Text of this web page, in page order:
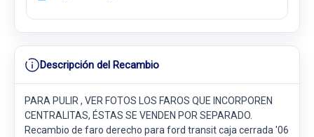
Descripción del Recambio
PARA PULIR , VER FOTOS LOS FAROS QUE INCORPOREN
CENTRALITAS, ÉSTAS SE VENDEN POR SEPARADO.
Recambio de faro derecho para ford transit caja cerrada '06